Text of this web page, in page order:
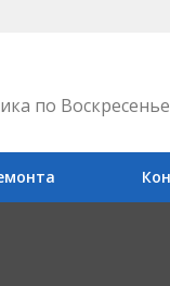
по Воскресенье